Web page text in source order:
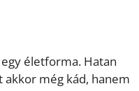
életforma. Hatan
akkor még kád, hanem